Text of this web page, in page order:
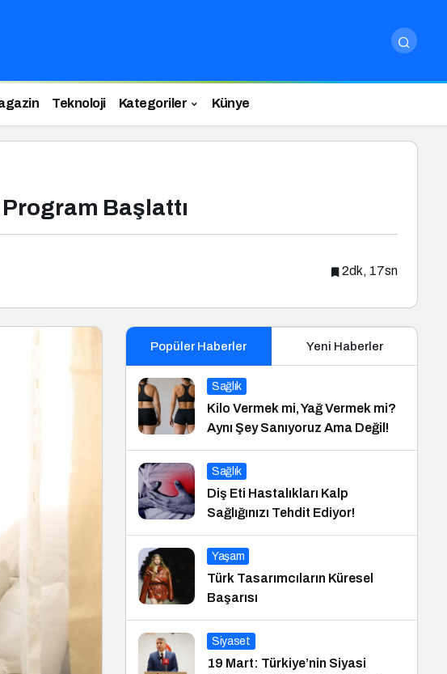
Teknoloji Kategoriler Künye
Başlattı
2dk, 17sn
Popüler Haberler Yeni Haberler
Sağlık
Kilo Vermek mi, Yağ Vermek mi?
Aynı Şey Sanıyoruz Ama Değil!
Sağlık
Diş Eti Hastalıkları Kalp
Sağlığınızı Tehdit Ediyor!
Yaşam
Türk Tasarımcıların Küresel
Başarısı
Siyaset
19 Mart: Türkiye’nin Siyasi